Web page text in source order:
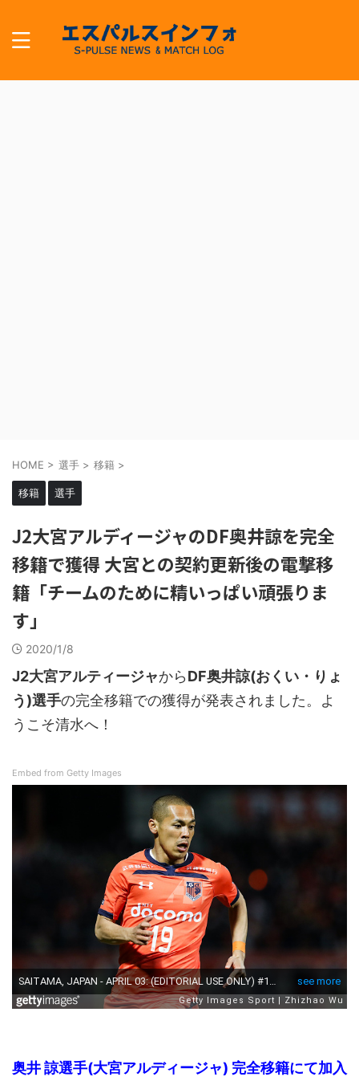
HOME > 選手 > 移籍 >
移籍 選手
J2大宮アルディージャのDF奥井諒を完全
移籍で獲得 大宮との契約更新後の電撃移
籍「チームのために精いっぱい頑張りま
す」
2020/1/8
J2大宮アルティージャからDF奥井諒(おくい・りょ
う)選手の完全移籍での獲得が発表されました。よ
うこそ清水へ！
Embed from Getty Images
奥井 諒選手(大宮アルディージャ) 完全移籍にて加入